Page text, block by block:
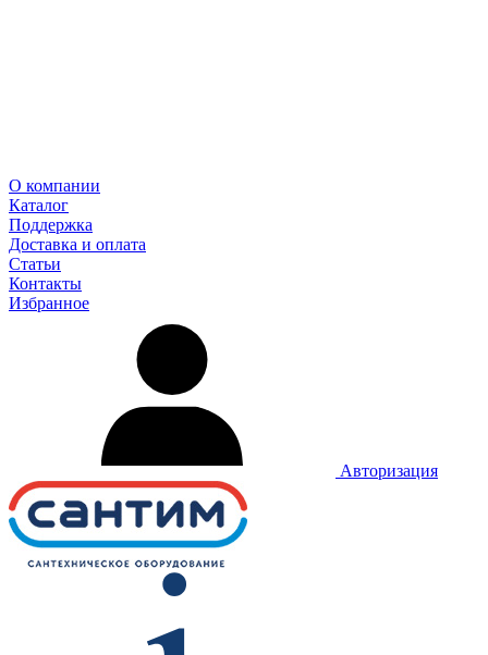
О компании
Каталог
Поддержка
Доставка и оплата
Статьи
Контакты
Избранное
Авторизация